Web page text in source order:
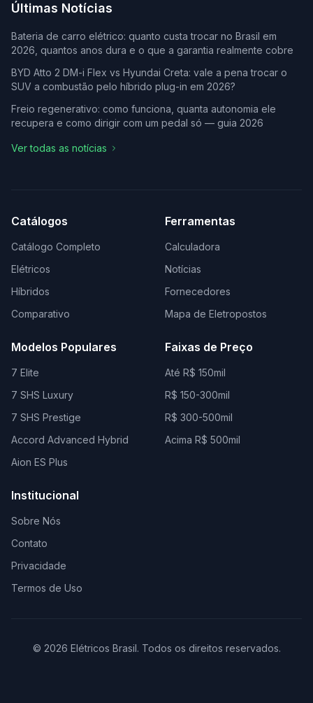
Últimas Notícias
Bateria de carro elétrico: quanto custa trocar no Brasil em
2026, quantos anos dura e o que a garantia realmente cobre
BYD Atto 2 DM-i Flex vs Hyundai Creta: vale a pena trocar o
SUV a combustão pelo híbrido plug-in em 2026?
Freio regenerativo: como funciona, quanta autonomia ele
recupera e como dirigir com um pedal só — guia 2026
Ver todas as notícias
Catálogos
Catálogo Completo
Elétricos
Híbridos
Comparativo
Ferramentas
Calculadora
Notícias
Fornecedores
Mapa de Eletropostos
Modelos Populares
7 Elite
7 SHS Luxury
7 SHS Prestige
Accord Advanced Hybrid
Aion ES Plus
Faixas de Preço
Até R$ 150mil
R$ 150-300mil
R$ 300-500mil
Acima R$ 500mil
Institucional
Sobre Nós
Contato
Privacidade
Termos de Uso
© 2026 Elétricos Brasil. Todos os direitos reservados.